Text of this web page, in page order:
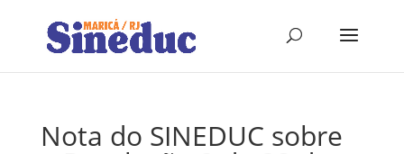
Nota do SINEDUC sobre